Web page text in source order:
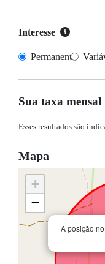
Interesse
Permanente
Sua taxa mensal
Esses resultados são
Mapa
A posição
+
−